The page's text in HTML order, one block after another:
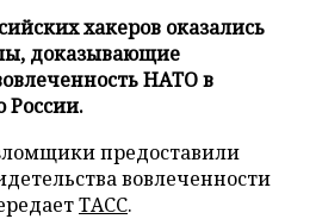
хакеров оказались
доказывающие
НАТО в
России.
предоставили
вовлеченности
ТАСС.